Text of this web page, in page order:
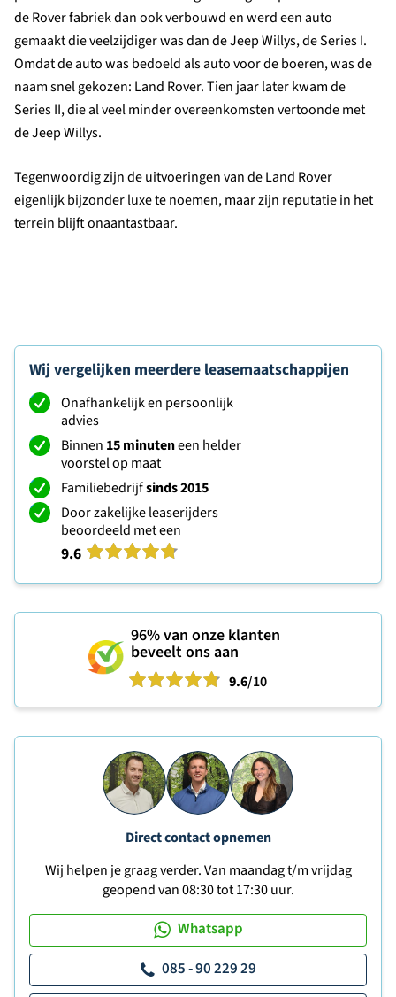
de Rover fabriek dan ook verbouwd en werd een auto
gemaakt die veelzijdiger was dan de Jeep Willys, de Series I.
Omdat de auto was bedoeld als auto voor de boeren, was de
naam snel gekozen: Land Rover. Tien jaar later kwam de
Series II, die al veel minder overeenkomsten vertoonde met
de Jeep Willys.
Tegenwoordig zijn de uitvoeringen van de Land Rover
eigenlijk bijzonder luxe te noemen, maar zijn reputatie in het
terrein blijft onaantastbaar.
Wij vergelijken meerdere leasemaatschappijen
Onafhankelijk en persoonlijk
advies
Binnen 15 minuteneen helder
voorstel op maat
Familiebedrijfsinds 2015
Door zakelijke leaserijders
beoordeeld met een
9.6
96%van onze klanten
beveelt ons aan
9.6/10
Direct contact opnemen
Wij helpen je graag verder. Van maandag t/m vrijdag
geopend van 08:30 tot 17:30 uur.
Whatsapp
085 - 90 229 29